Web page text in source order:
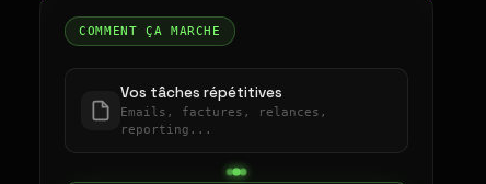
COMMENT ÇA MARCHE
Vos tâches répétitives
Emails, factures, relances,
reporting...